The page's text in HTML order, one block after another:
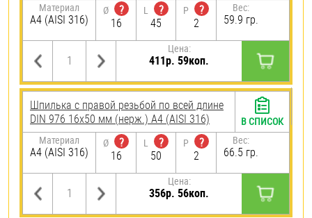
Материал
A4 (AISI 316)
Ø
?
16
L
?
45
P
?
2
Вес:
59.9 гр.
Цена:
411р. 59коп.
Шпилька с правой резьбой по всей длине
DIN 976 16х50 мм (нерж.) A4 (AISI 316)
Материал
A4 (AISI 316)
Ø
?
16
L
?
50
P
?
2
Вес:
66.5 гр.
Цена:
356р. 56коп.
В СПИСОК